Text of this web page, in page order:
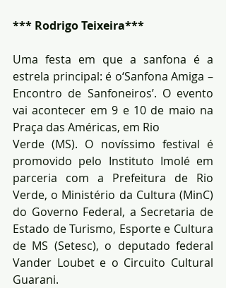
*** Rodrigo Teixeira***
Uma festa em que a sanfona é a
estrela principal: é o‘Sanfona Amiga –
Encontro de Sanfoneiros’. O evento
vai acontecer em 9 e 10 de maio na
Praça das Américas, em Rio
Verde (MS). O novíssimo festival é
promovido pelo Instituto Imolé em
parceria com a Prefeitura de Rio
Verde, o Ministério da Cultura (MinC)
do Governo Federal, a Secretaria de
Estado de Turismo, Esporte e Cultura
de MS (Setesc), o deputado federal
Vander Loubet e o Circuito Cultural
Guarani.